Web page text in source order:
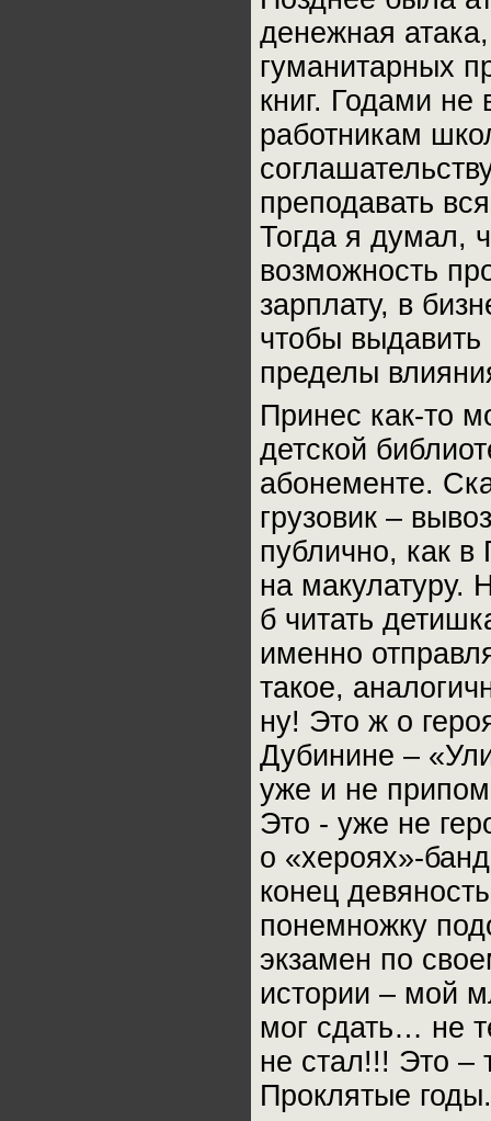
денежная
гуманитарных
книг. Годами не
работникам
преподавать
Тогда я думал,
возможность
зарплату, в
чтобы выдавить
пределы
Принес как-то
детской
абонементе.
грузовик –
публично, как в
на макулатуру.
б читать
именно
такое,
ну! Это ж о
Дубинине –
уже и не
Это - уже не
о «хероях»-
конец
понемножку
экзамен по
истории – мой
мог сдать… не
не стал!!! Это –
Проклятые годы.